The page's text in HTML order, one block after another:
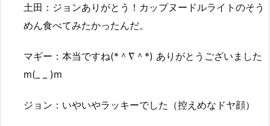
土田：ジョンありがとう！カップヌードルライトのそう
めん食べてみたかったんだ。
マギー：本当ですね(*＾∇＾*) ありがとうございました
m(_ _ )m
ジョン：いやいやラッキーでした（控えめなドヤ顔）